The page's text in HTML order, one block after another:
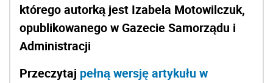
którego autorką jest Izabela Motowilczuk,
opublikowanego w Gazecie Samorządu i
Administracji
Przeczytaj pełną wersję artykułu w